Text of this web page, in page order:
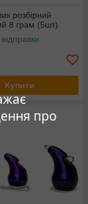
про
розбірний
8 грам (5шт)
Купити